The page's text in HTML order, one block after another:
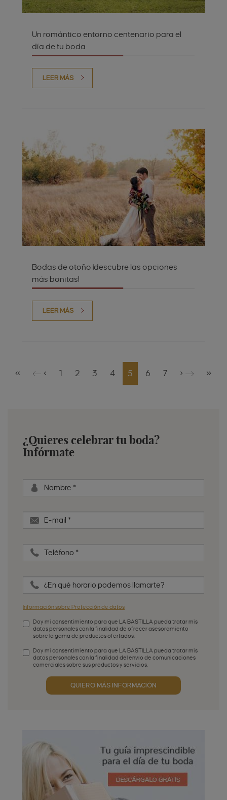
Un romántico entorno centenario para el
día de tu boda
LEER MÁS
Bodas de otoño ¡descubre las opciones
más bonitas!
LEER MÁS
« ‹ 1 2 3 4 5 6 7 › »
¿Quieres celebrar tu boda?
Infórmate
Nombre *
E-mail *
Teléfono *
¿En qué horario podemos llamarte?
Información sobre Protección de datos
Doy mi consentimiento para que LA BASTILLA pueda tratar mis
datos personales con la finalidad de ofrecer asesoramiento
sobre la gama de productos ofertados.
Aceptación de condiciones*
Doy mi consentimiento para que LA BASTILLA pueda tratar mis
datos personales con la finalidad del envío de comunicaciones
comerciales sobre sus productos y servicios.
Aceptación publicidad
QUIERO MÁS INFORMACIÓN